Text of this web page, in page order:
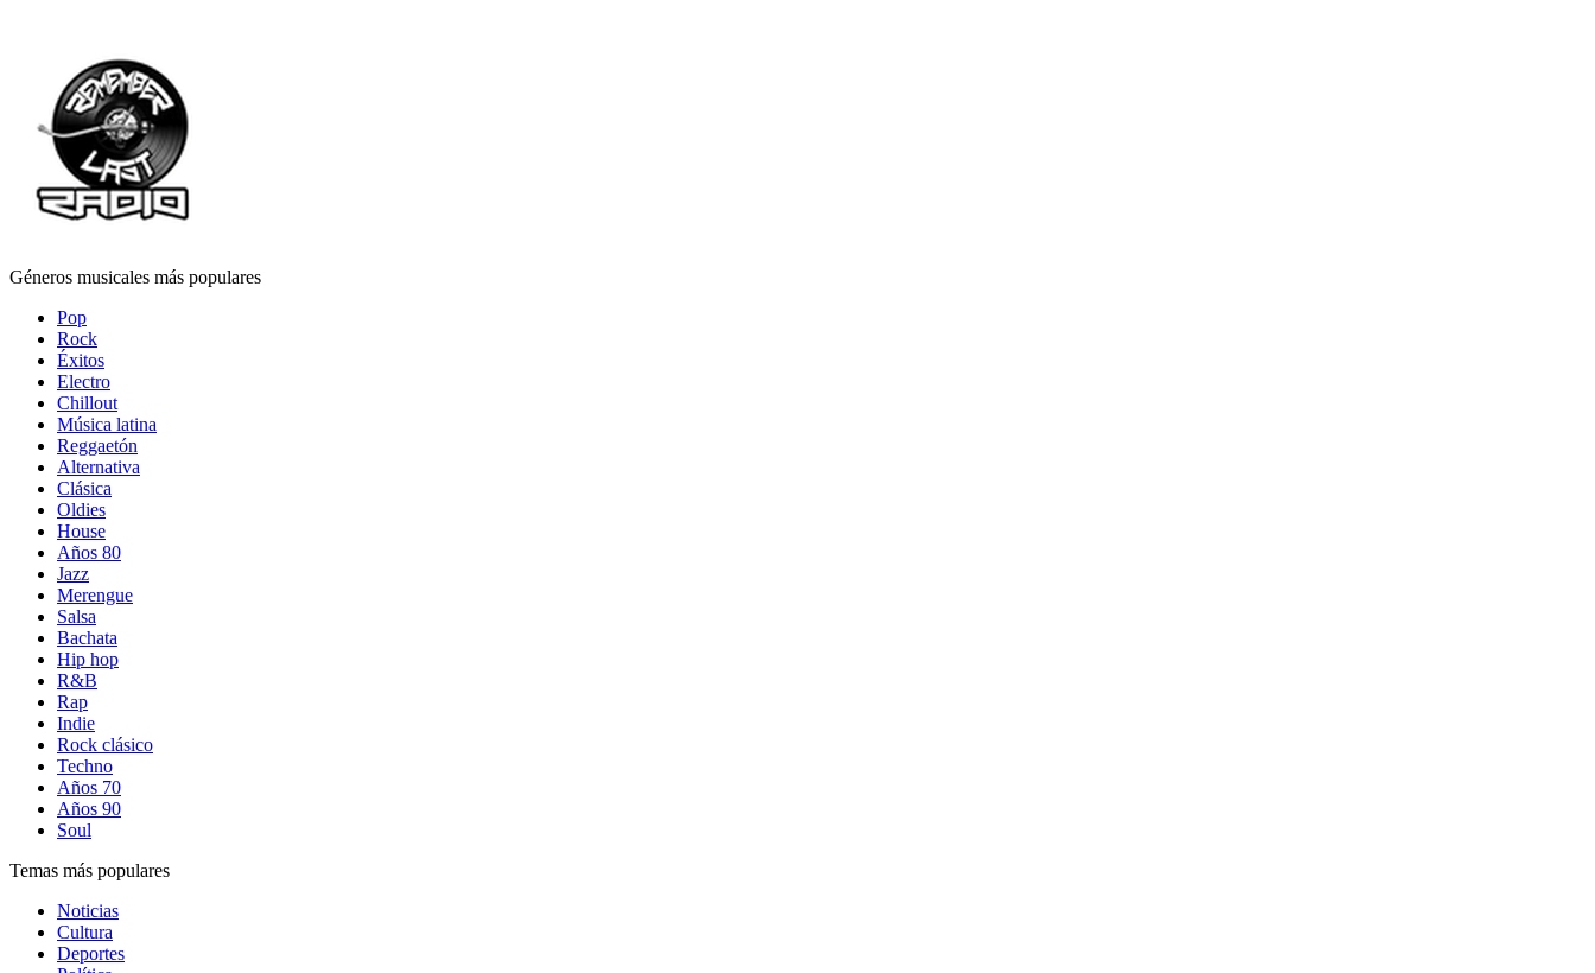
Géneros musicales más populares
Pop
Rock
Éxitos
Electro
Chillout
Música latina
Reggaetón
Alternativa
Clásica
Oldies
House
Años 80
Jazz
Merengue
Salsa
Bachata
Hip hop
R&B
Rap
Indie
Rock clásico
Techno
Años 70
Años 90
Soul
Temas más populares
Noticias
Cultura
Deportes